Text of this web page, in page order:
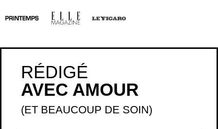
RÉDIGÉ
AVEC AMOUR
(ET BEAUCOUP DE SOIN)